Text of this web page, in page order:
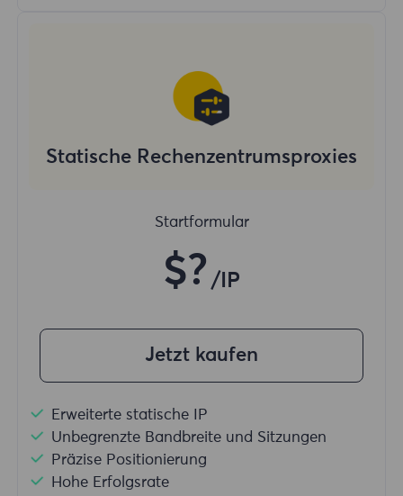
Statische Rechenzentrumsproxies
Startformular
$? /IP
Jetzt kaufen
Erweiterte statische IP
Unbegrenzte Bandbreite und Sitzungen
Präzise Positionierung
Hohe Erfolgsrate